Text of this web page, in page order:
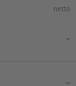
netto